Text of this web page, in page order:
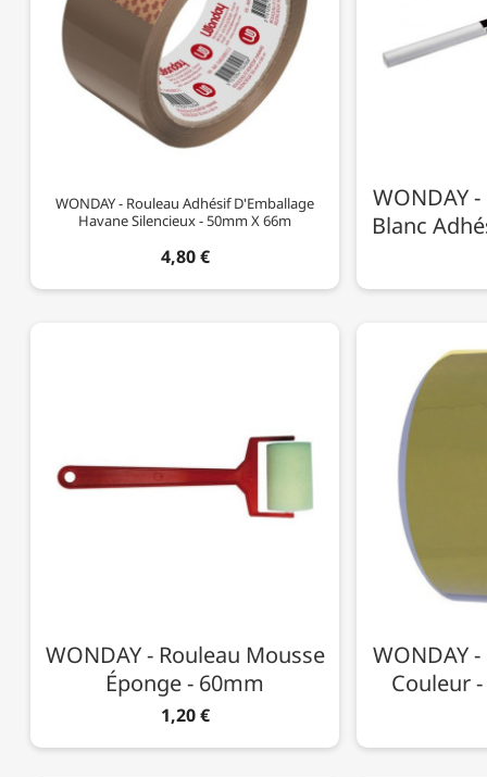
WONDAY - Rouleau Adhésif D'Emballage
Havane Silencieux - 50mm X 66m
4,80 €
WONDAY
Blanc
WONDAY - Rouleau Mousse
Éponge - 60mm
1,20 €
WONDAY
Couleur